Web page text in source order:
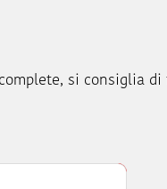
si consiglia